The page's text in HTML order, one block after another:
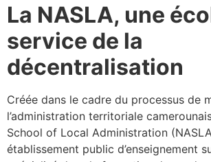
La NASLA, une
service de la
décentralisation
Créée dans le cadre du processus de
l’administration territoriale
School of Local Administration
établissement public d’enseignement